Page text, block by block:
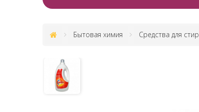
Бытовая химия Средства для